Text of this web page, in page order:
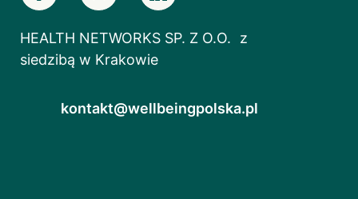
HEALTH NETWORKS SP. Z O.O. z
siedzibą w Krakowie
kontakt@wellbeingpolska.pl